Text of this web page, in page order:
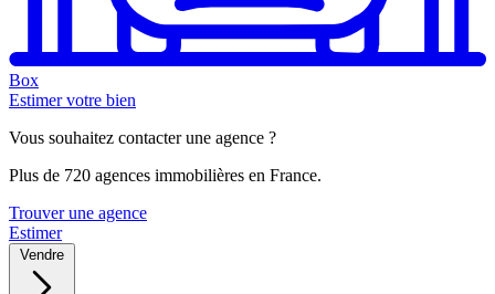
Box
Estimer votre bien
Vous souhaitez contacter une agence ?
Plus de 720 agences immobilières en France.
Trouver une agence
Estimer
Vendre